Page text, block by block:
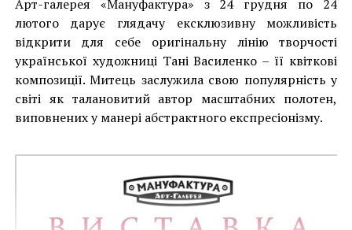
Арт-галерея «Мануфактура» з 24 грудня по 24
лютого дарує глядачу ексклюзивну можливість
відкрити для себе оригінальну лінію творчості
української художниці Тані Василенко – її квіткові
композиції. Митець заслужила свою популярність у
світі як талановитий автор масштабних полотен,
виповнених у манері абстрактного експресіонізму.